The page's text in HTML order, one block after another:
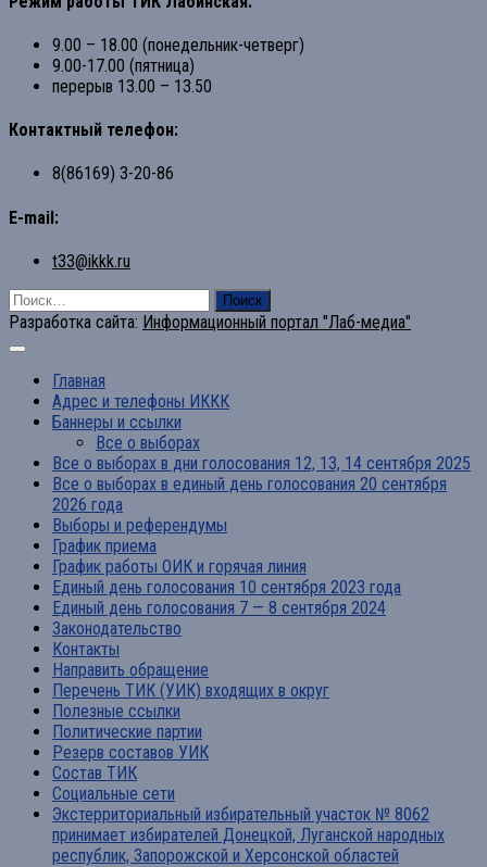
9.00 – 18.00 (понедельник-четверг)
9.00-17.00 (пятница)
перерыв 13.00 – 13.50
Контактный телефон:
8(86169) 3-20-86
E-mail:
t33@ikkk.ru
Найти:
Разработка сайта: Информационный портал "Лаб-медиа"
Главная
Адрес и телефоны ИККК
Баннеры и ссылки
Все о выборах
Все о выборах в дни голосования 12, 13, 14 сентября 2025
Все о выборах в единый день голосования 20 сентября
2026 года
Выборы и референдумы
График приема
График работы ОИК и горячая линия
Единый день голосования 10 сентября 2023 года
Единый день голосования 7 — 8 сентября 2024
Законодательство
Контакты
Направить обращение
Перечень ТИК (УИК) входящих в округ
Полезные ссылки
Политические партии
Резерв составов УИК
Состав ТИК
Социальные сети
Экстерриториальный избирательный участок № 8062
принимает избирателей Донецкой, Луганской народных
республик, Запорожской и Херсонской областей